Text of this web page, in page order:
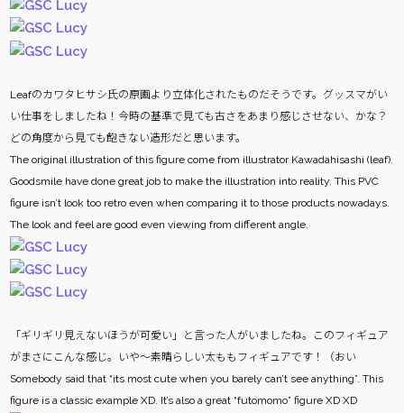
Leafのカワタヒサシ氏の原画より立体化されたものだそうです。グッスマがい
い仕事をしましたね！今時の基準で見ても古さをあまり感じさせない、かな？
どの角度から見ても飽きない造形だと思います。
The original illustration of this figure come from illustrator Kawadahisashi (leaf).
Goodsmile have done great job to make the illustration into reality. This PVC
figure isn’t look too retro even when comparing it to those products nowadays.
The look and feel are good even viewing from different angle.
「ギリギリ見えないほうが可愛い」と言った人がいましたね。このフィギュア
がまさにこんな感じ。いや〜素晴らしい太ももフィギュアです！（おい
Somebody said that “its most cute when you barely can’t see anything”. This
figure is a classic example XD. It’s also a great “futomomo” figure XD XD